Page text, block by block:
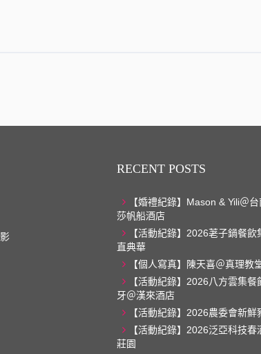
RECENT POSTS
【婚禮紀錄】Mason & Yili＠
莎帆船酒店
【活動紀錄】2026荖子鍋餐飲
直典華
【個人寫真】陳天喜＠真理教
【活動紀錄】2026八方雲集餐
牙＠漢來酒店
【活動紀錄】2026農委會新鮮
【活動紀錄】2026泛亞科技春
莊園